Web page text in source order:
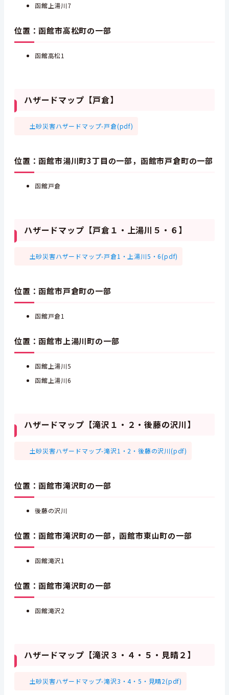
函館上湯川7
位置：函館市高松町の一部
函館高松1
ハザードマップ【戸倉】
土砂災害ハザードマップ-戸倉(pdf)
位置：函館市湯川町3丁目の一部，函館市戸倉町の一部
函館戸倉
ハザードマップ【戸倉１・上湯川５・６】
土砂災害ハザードマップ-戸倉1・上湯川5・6(pdf)
位置：函館市戸倉町の一部
函館戸倉1
位置：函館市上湯川町の一部
函館上湯川5
函館上湯川6
ハザードマップ【滝沢１・２・後藤の沢川】
土砂災害ハザードマップ-滝沢1・2・後藤の沢川(pdf)
位置：函館市滝沢町の一部
後藤の沢川
位置：函館市滝沢町の一部，函館市東山町の一部
函館滝沢1
位置：函館市滝沢町の一部
函館滝沢2
ハザードマップ【滝沢３・４・５・見晴２】
土砂災害ハザードマップ-滝沢3・4・5・見晴2(pdf)